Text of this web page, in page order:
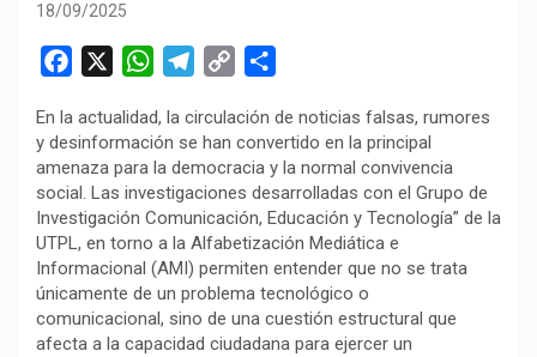
18/09/2025
c
e
b
o
o
k
W
a
t
s
A
p
p
l
e
g
r
a
m
p
y
L
i
n
k
m
p
a
r
t
i
r
En la actualidad, la circulación de noticias falsas, rumores
y desinformación se han convertido en la principal
amenaza para la democracia y la normal convivencia
social. Las investigaciones desarrolladas con el Grupo de
Investigación Comunicación, Educación y Tecnología” de la
UTPL, en torno a la Alfabetización Mediática e
Informacional (AMI) permiten entender que no se trata
únicamente de un problema tecnológico o
comunicacional, sino de una cuestión estructural que
afecta a la capacidad ciudadana para ejercer un